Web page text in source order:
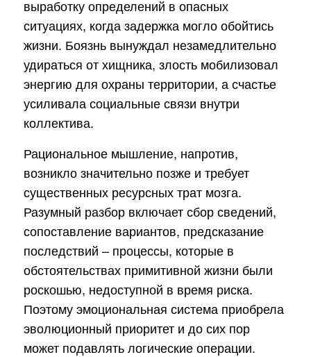
выработку определений в опасных
ситуациях, когда задержка могло обойтись
жизни. Боязнь вынуждал незамедлительно
удираться от хищника, злость мобилизовал
энергию для охраны территории, а счастье
усиливала социальные связи внутри
коллектива.
Рациональное мышление, напротив,
возникло значительно позже и требует
существенных ресурсных трат мозга.
Разумный разбор включает сбор сведений,
сопоставление вариантов, предсказание
последствий – процессы, которые в
обстоятельствах примитивной жизни были
роскошью, недоступной в время риска.
Поэтому эмоциональная система приобрела
эволюционный приоритет и до сих пор
может подавлять логические операции.